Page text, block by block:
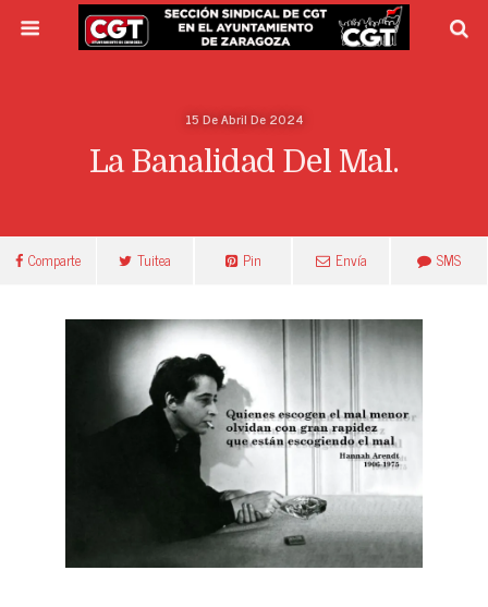
15 De Abril De 2024
La Banalidad Del Mal.
Comparte Tuitea Pin Envía SMS